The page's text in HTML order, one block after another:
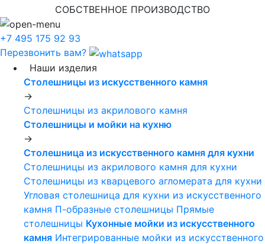
СОБСТВЕННОЕ ПРОИЗВОДСТВО
+7 495 175 92 93
Перезвонить вам?
Наши изделия
Столешницы из искусcтвенного камня
->
Столешницы из акрилового камня
Столешницы и мойки на кухню
->
Столешница из искусственного камня для кухни
Столешницы из акрилового камня для кухни
Столешницы из кварцевого агломерата для кухни
Угловая столешница для кухни из искусственного
камня П-образные столешницы Прямые
столешницы Кухонные мойки из искусственного
камня Интегрированные мойки из искусственного